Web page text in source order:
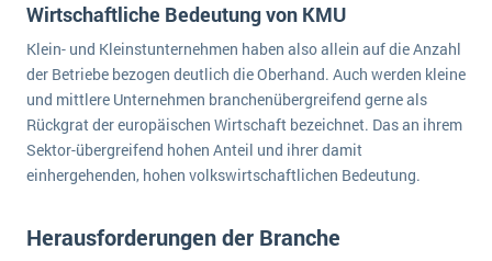
Wirtschaftliche Bedeutung von KMU
Klein- und Kleinstunternehmen haben also allein auf die Anzahl
der Betriebe bezogen deutlich die Oberhand. Auch werden kleine
und mittlere Unternehmen branchenübergreifend gerne als
Rückgrat der europäischen Wirtschaft bezeichnet. Das an ihrem
Sektor-übergreifend hohen Anteil und ihrer damit
einhergehenden, hohen volkswirtschaftlichen Bedeutung.
Herausforderungen der Branche